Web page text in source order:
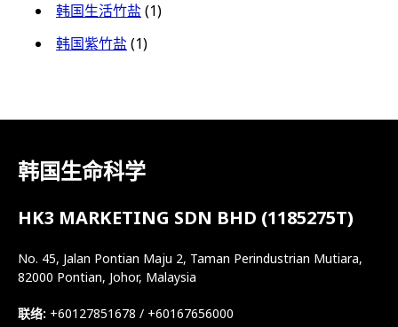
韩国生活竹盐(1)
韩国紫竹盐(1)
韩国生命科学
HK3 MARKETING SDN BHD (1185275T)
No. 45, Jalan Pontian Maju 2, Taman Perindustrian Mutiara,
82000 Pontian, Johor, Malaysia
联络: +60127851678 / +60167656000